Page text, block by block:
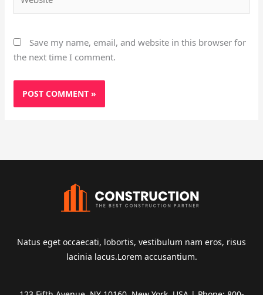
Save my name, email, and website in this browser for
the next time I comment.
Natus eget occaecati, lobortis, vestibulum nam eros, risus
lacinia lacus.Lorem accusantium.